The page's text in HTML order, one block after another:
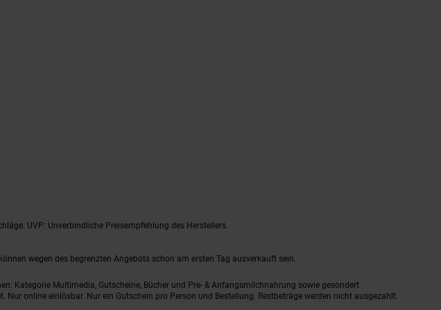
UVP: Unverbindliche Preisempfehlung des Herstellers.
wegen des begrenzten Angebots schon am ersten Tag ausverkauft sein.
Kategorie Multimedia, Gutscheine, Bücher und Pre- & Anfangsmilchnahrung sowie gesondert
online einlösbar. Nur ein Gutschein pro Person und Bestellung. Restbeträge werden nicht ausgezahlt.